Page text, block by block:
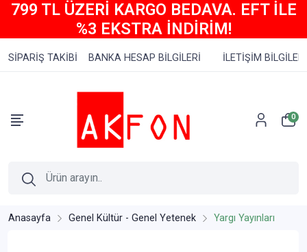
799 TL ÜZERİ KARGO BEDAVA. EFT İLE
%3 EKSTRA İNDİRİM!
SİPARİŞ TAKİBİ BANKA HESAP BİLGİLERİ İLETİŞİM BİLGİLERİ
0
Anasayfa Genel Kültür - Genel Yetenek Yargı Yayınları